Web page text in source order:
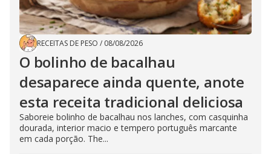
RECEITAS DE PESO / 08/08/2026
O bolinho de bacalhau
desaparece ainda quente, anote
esta receita tradicional deliciosa
Saboreie bolinho de bacalhau nos lanches, com casquinha
dourada, interior macio e tempero português marcante
em cada porção. The...